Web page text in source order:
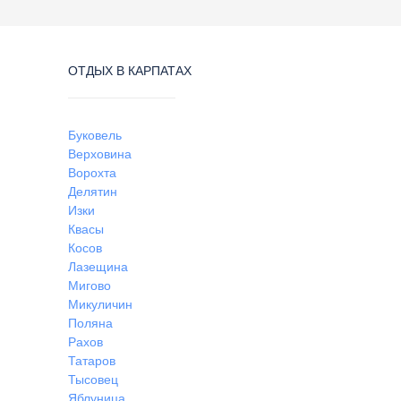
ОТДЫХ В КАРПАТАХ
Буковель
Верховина
Ворохта
Делятин
Изки
Квасы
Косов
Лазещина
Мигово
Микуличин
Поляна
Рахов
Татаров
Тысовец